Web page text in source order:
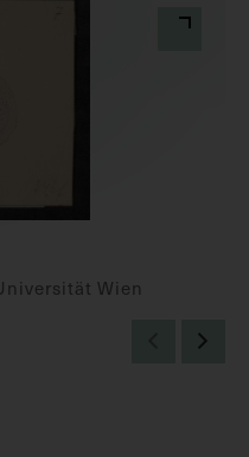
Wien